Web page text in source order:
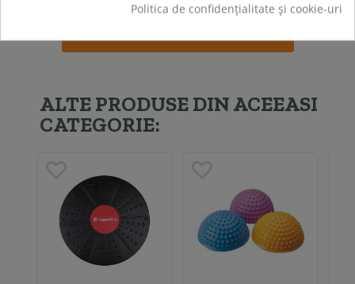
ALTE PRODUSE DIN ACEEASI
CATEGORIE:
Politica de confidențialitate și cookie-uri